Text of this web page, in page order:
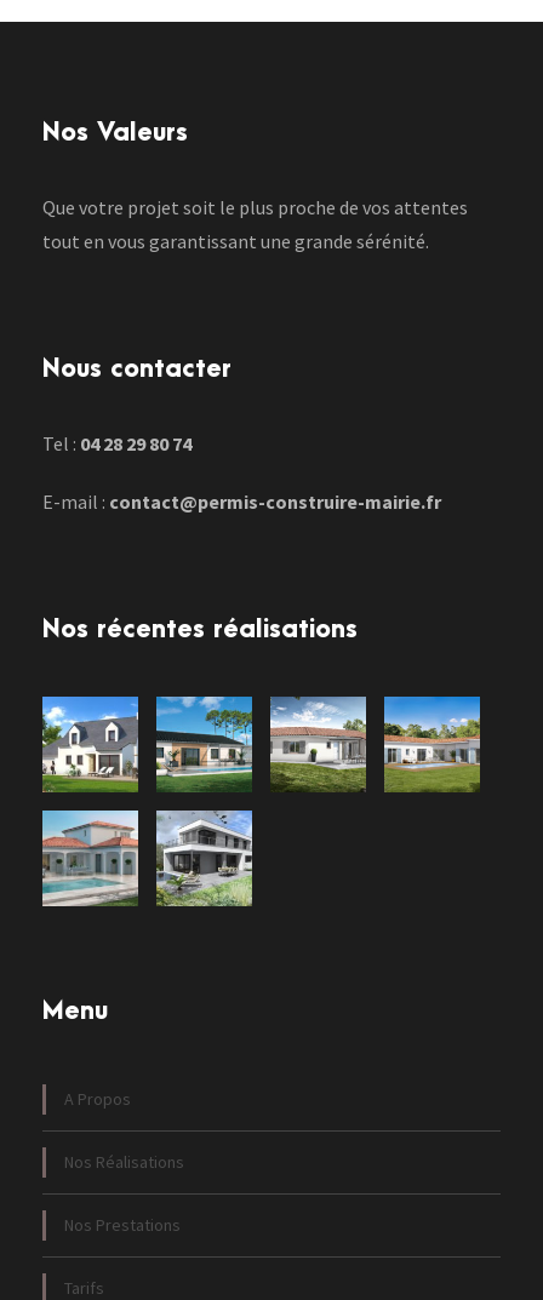
Nos Valeurs
Que votre projet soit le plus proche de vos attentes
tout en vous garantissant une grande sérénité.
Nous contacter
Tel : 04 28 29 80 74
E-mail : contact@permis-construire-mairie.fr
Nos récentes réalisations
Menu
A Propos
Nos Réalisations
Nos Prestations
Tarifs